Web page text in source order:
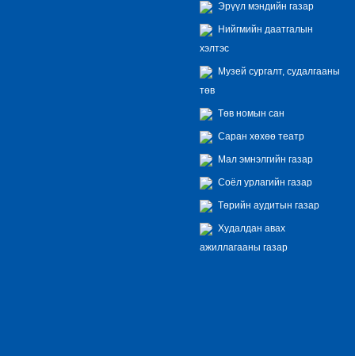
Эрүүл мэндийн газар
Нийгмийн даатгалын
хэлтэс
Музей сургалт, судалгааны
төв
Төв номын сан
Саран хөхөө театр
Мал эмнэлгийн газар
Соёл урлагийн газар
Төрийн аудитын газар
Худалдан авах
ажиллагааны газар